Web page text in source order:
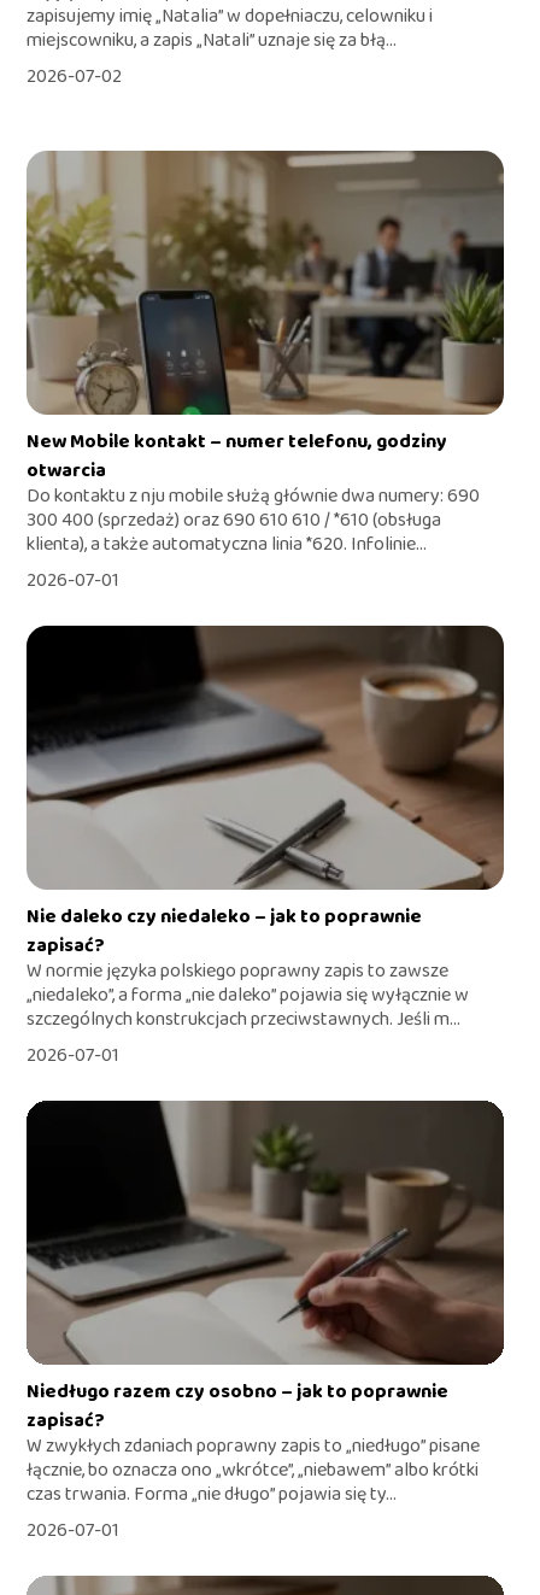
zapisujemy imię „Natalia” w dopełniaczu, celowniku i
miejscowniku, a zapis „Natali” uznaje się za błą...
2026-07-02
New Mobile kontakt – numer telefonu, godziny
otwarcia
Do kontaktu z nju mobile służą głównie dwa numery: 690
300 400 (sprzedaż) oraz 690 610 610 / *610 (obsługa
klienta), a także automatyczna linia *620. Infolinie...
2026-07-01
Nie daleko czy niedaleko – jak to poprawnie
zapisać?
W normie języka polskiego poprawny zapis to zawsze
„niedaleko”, a forma „nie daleko” pojawia się wyłącznie w
szczególnych konstrukcjach przeciwstawnych. Jeśli m...
2026-07-01
Niedługo razem czy osobno – jak to poprawnie
zapisać?
W zwykłych zdaniach poprawny zapis to „niedługo” pisane
łącznie, bo oznacza ono „wkrótce”, „niebawem” albo krótki
czas trwania. Forma „nie długo” pojawia się ty...
2026-07-01